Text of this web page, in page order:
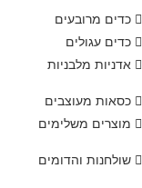
כדים מרובעים
כדים עגולים
אדניות מלבניות
כסאות מעוצבים
מוצרים משלימים
שולחנות והדומים